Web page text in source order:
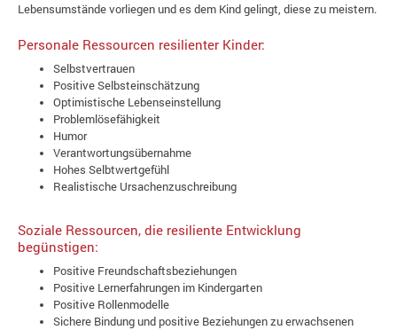
Lebensumstände vorliegen und es dem Kind gelingt, diese zu meistern.
Personale Ressourcen resilienter Kinder:
Selbstvertrauen
Positive Selbsteinschätzung
Optimistische Lebenseinstellung
Problemlösefähigkeit
Humor
Verantwortungsübernahme
Hohes Selbtwertgefühl
Realistische Ursachenzuschreibung
Soziale Ressourcen, die resiliente Entwicklung
begünstigen:
Positive Freundschaftsbeziehungen
Positive Lernerfahrungen im Kindergarten
Positive Rollenmodelle
Sichere Bindung und positive Beziehungen zu erwachsenen